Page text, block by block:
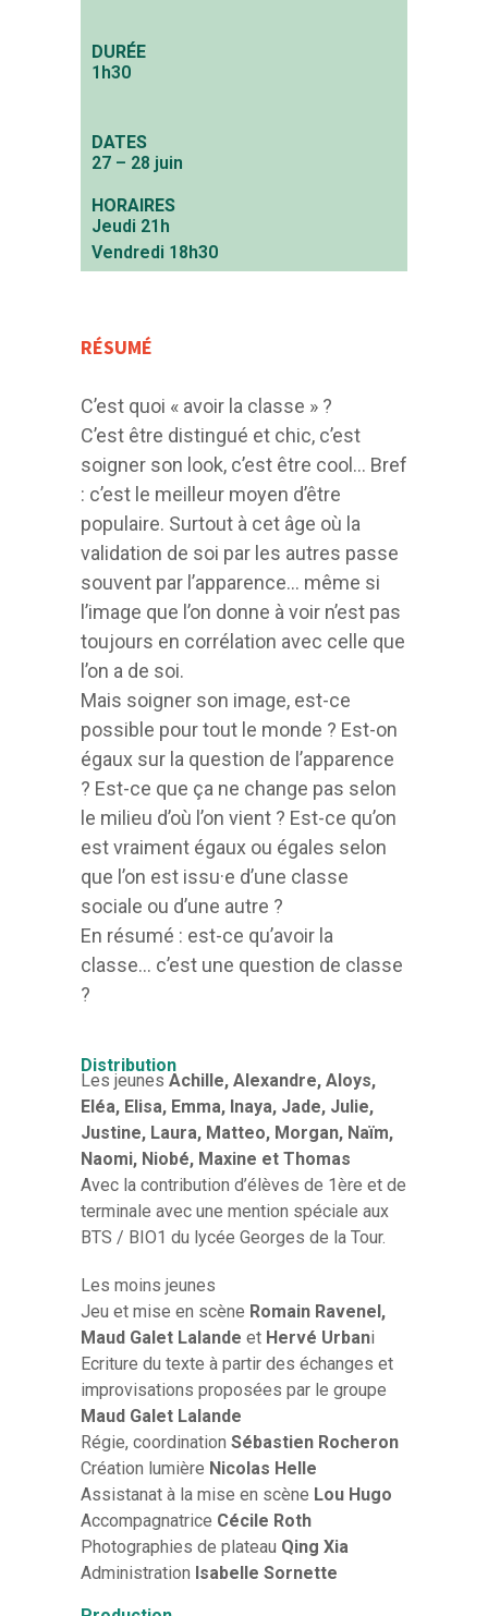
DURÉE
1h30
DATES
27 – 28 juin
HORAIRES
Jeudi 21h
Vendredi 18h30
RÉSUMÉ
C’est quoi « avoir la classe » ?
C’est être distingué et chic, c’est
soigner son look, c’est être cool… Bref
: c’est le meilleur moyen d’être
populaire. Surtout à cet âge où la
validation de soi par les autres passe
souvent par l’apparence… même si
l’image que l’on donne à voir n’est pas
toujours en corrélation avec celle que
l’on a de soi.
Mais soigner son image, est-ce
possible pour tout le monde ? Est-on
égaux sur la question de l’apparence
? Est-ce que ça ne change pas selon
le milieu d’où l’on vient ? Est-ce qu’on
est vraiment égaux ou égales selon
que l’on est issu·e d’une classe
sociale ou d’une autre ?
En résumé : est-ce qu’avoir la
classe… c’est une question de classe
?
Distribution
Les jeunes Achille, Alexandre, Aloys,
Eléa, Elisa, Emma, Inaya, Jade, Julie,
Justine, Laura, Matteo, Morgan, Naïm,
Naomi, Niobé, Maxine et Thomas
Avec la contribution d’élèves de 1ère et de
terminale avec une mention spéciale aux
BTS / BIO1 du lycée Georges de la Tour.
Les moins jeunes
Jeu et mise en scène Romain Ravenel,
Maud Galet Lalande et Hervé Urbani
Ecriture du texte à partir des échanges et
improvisations proposées par le groupe
Maud Galet Lalande
Régie, coordination Sébastien Rocheron
Création lumière Nicolas Helle
Assistanat à la mise en scène Lou Hugo
Accompagnatrice Cécile Roth
Photographies de plateau Qing Xia
Administration Isabelle Sornette